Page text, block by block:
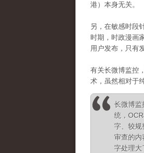
港）本身无关。
另，在敏感时段
时期，时政漫画
用户发布，只有
有关长微博监控
术，虽然相对于
长微博监
统，
字、较规
审查的内
字处理大